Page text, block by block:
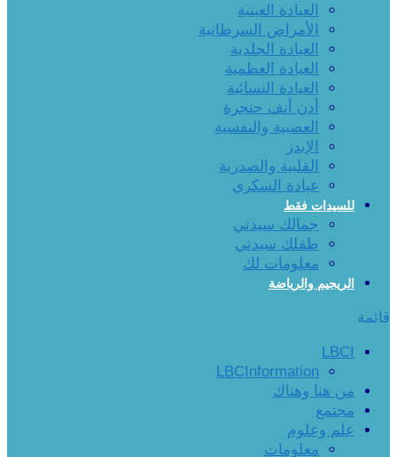
العيادة العينية
الأمراض السرطانية
العيادة الجلدية
العيادة العظمية
العيادة النسائية
أذن أنف حنجرة
العصبية والنفسية
الإيدز
القلبية والصدرية
عيادة السكري
للسيدات فقط
جمالك سيدتي
طفلك سيدتي
معلومات لك
الريجيم والرياضة
قائمة
LBCI
LBCInformation
من هنا وهناك
مجتمع
علم وعلوم
معلومات